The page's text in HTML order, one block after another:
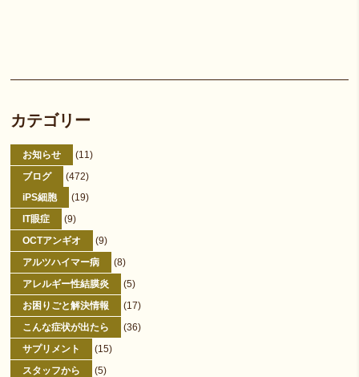
カテゴリー
お知らせ
(11)
ブログ
(472)
iPS細胞
(19)
IT眼症
(9)
OCTアンギオ
(9)
アルツハイマー病
(8)
アレルギー性結膜炎
(5)
お困りごと解決情報
(17)
こんな症状が出たら
(36)
サプリメント
(15)
スタッフから
(5)